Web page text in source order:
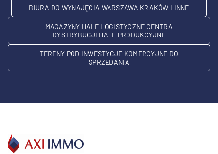
BIURA DO WYNAJĘCIA WARSZAWA KRAKÓW I INNE
MAGAZYNY HALE LOGISTYCZNE CENTRA
DYSTRYBUCJI HALE PRODUKCYJNE
TERENY POD INWESTYCJE KOMERCYJNE DO
SPRZEDANIA